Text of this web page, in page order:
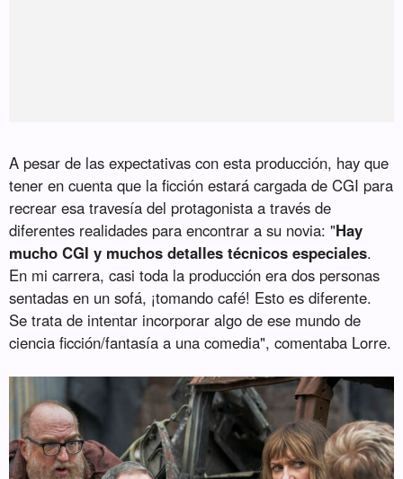
A pesar de las expectativas con esta producción, hay que
tener en cuenta que la ficción estará cargada de CGI para
recrear esa travesía del protagonista a través de
diferentes realidades para encontrar a su novia: "Hay
mucho CGI y muchos detalles técnicos especiales.
En mi carrera, casi toda la producción era dos personas
sentadas en un sofá, ¡tomando café! Esto es diferente.
Se trata de intentar incorporar algo de ese mundo de
ciencia ficción/fantasía a una comedia", comentaba Lorre.